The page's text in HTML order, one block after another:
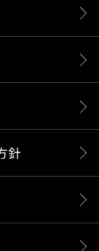
針